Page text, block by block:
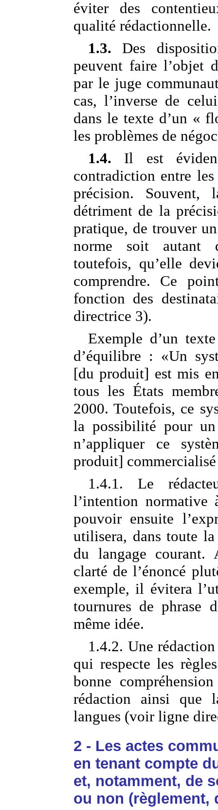
éviter des
qualité rédactionnelle.
1.3. Des
peuvent faire l’objet
par le juge
cas, l’inverse de
dans le texte d’un «
les problèmes de
1.4. Il est
contradiction entre
précision.
détriment de la
pratique, de trouver
norme soit autant
toutefois, qu’elle
comprendre. Ce
fonction des
directrice 3).
Exemple d’un
d’équilibre : «Un
[du produit] est mis
tous les États
2000. Toutefois, ce
la possibilité pour
n’appliquer ce
produit]
1.4.1. Le
l’intention normative
pouvoir ensuite
utilisera, dans toute
du langage
clarté de l’énoncé
exemple, il évitera
tournures de phrase
même idée.
1.4.2. Une
qui respecte les
bonne
rédaction ainsi que
langues (voir ligne
2 - Les actes
en tenant compte
et, notamment, de
ou non (règlement,